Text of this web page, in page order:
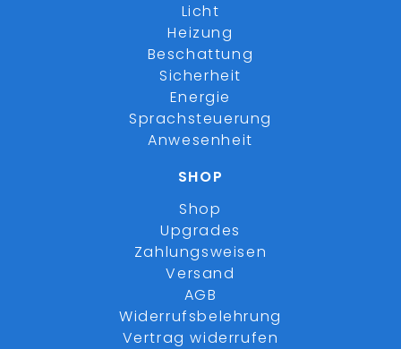
Licht
Heizung
Beschattung
Sicherheit
Energie
Sprachsteuerung
Anwesenheit
SHOP
Shop
Upgrades
Zahlungsweisen
Versand
AGB
Widerrufsbelehrung
Vertrag widerrufen